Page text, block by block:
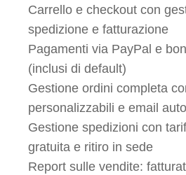
Carrello e checkout con
spedizione e fatturazione
Pagamenti via PayPal e
(inclusi di default)
Gestione ordini completa
personalizzabili e email
Gestione spedizioni con
gratuita e ritiro in sede
Report sulle vendite: